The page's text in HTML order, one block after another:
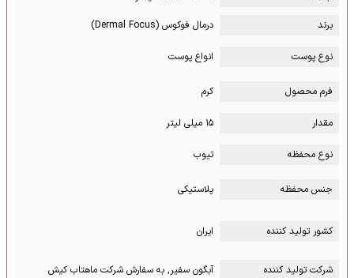
برند
درمال فوکوس (Dermal Focus)
نوع پوست انواع پوست
فرم محصول کرم
مقدار ۱۵ میلی لیتر
نوع محفظه تیوب
جنس محفظه پلاستیکی
کشور تولید کننده ایران
شرکت تولید کننده آبگون سفیر, به سفارش شرکت ماهتاب کیش